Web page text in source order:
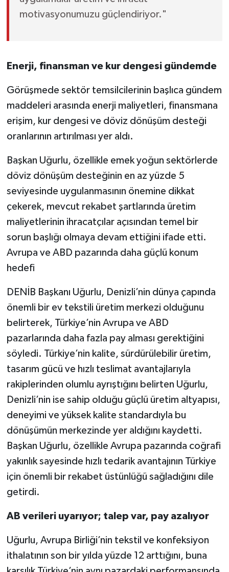
motivasyonumuzu güçlendiriyor."
Enerji, finansman ve kur dengesi gündemde
Görüşmede sektör temsilcilerinin başlıca gündem
maddeleri arasında enerji maliyetleri, finansmana
erişim, kur dengesi ve döviz dönüşüm desteği
oranlarının artırılması yer aldı.
Başkan Uğurlu, özellikle emek yoğun sektörlerde
döviz dönüşüm desteğinin en az yüzde 5
seviyesinde uygulanmasının önemine dikkat
çekerek, mevcut rekabet şartlarında üretim
maliyetlerinin ihracatçılar açısından temel bir
sorun başlığı olmaya devam ettiğini ifade etti.
Avrupa ve ABD pazarında daha güçlü konum
hedefi
DENİB Başkanı Uğurlu, Denizli’nin dünya çapında
önemli bir ev tekstili üretim merkezi olduğunu
belirterek, Türkiye’nin Avrupa ve ABD
pazarlarında daha fazla pay alması gerektiğini
söyledi. Türkiye’nin kalite, sürdürülebilir üretim,
tasarım gücü ve hızlı teslimat avantajlarıyla
rakiplerinden olumlu ayrıştığını belirten Uğurlu,
Denizli’nin ise sahip olduğu güçlü üretim altyapısı,
deneyimi ve yüksek kalite standardıyla bu
dönüşümün merkezinde yer aldığını kaydetti.
Başkan Uğurlu, özellikle Avrupa pazarında coğrafi
yakınlık sayesinde hızlı tedarik avantajının Türkiye
için önemli bir rekabet üstünlüğü sağladığını dile
getirdi.
AB verileri uyarıyor; talep var, pay azalıyor
Uğurlu, Avrupa Birliği’nin tekstil ve konfeksiyon
ithalatının son bir yılda yüzde 12 arttığını, buna